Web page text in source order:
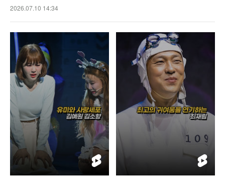
2026.07.10 14:34